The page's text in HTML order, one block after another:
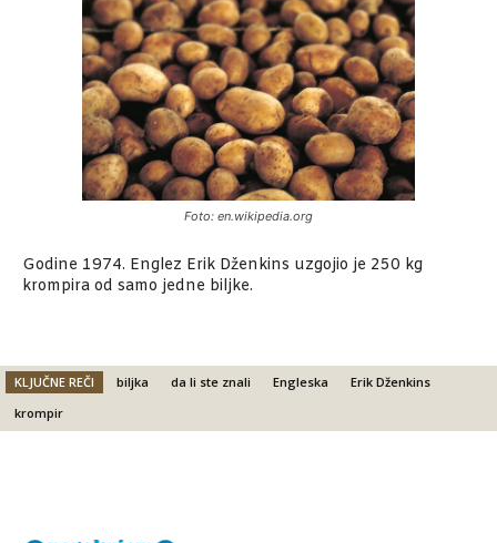
Foto: en.wikipedia.org
Godine 1974. Englez Erik Dženkins uzgojio je 250 kg
krompira od samo jedne biljke.
KLJUČNE REČI biljka da li ste znali Engleska
Erik Dženkins
krompir